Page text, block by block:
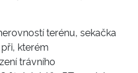
terénu, sekačka
kterém
trávního